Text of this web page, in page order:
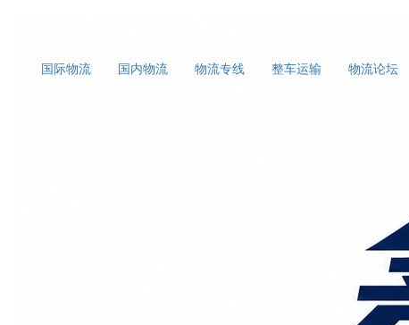
国际物流 国内物流 物流专线 整车运输 物流论坛